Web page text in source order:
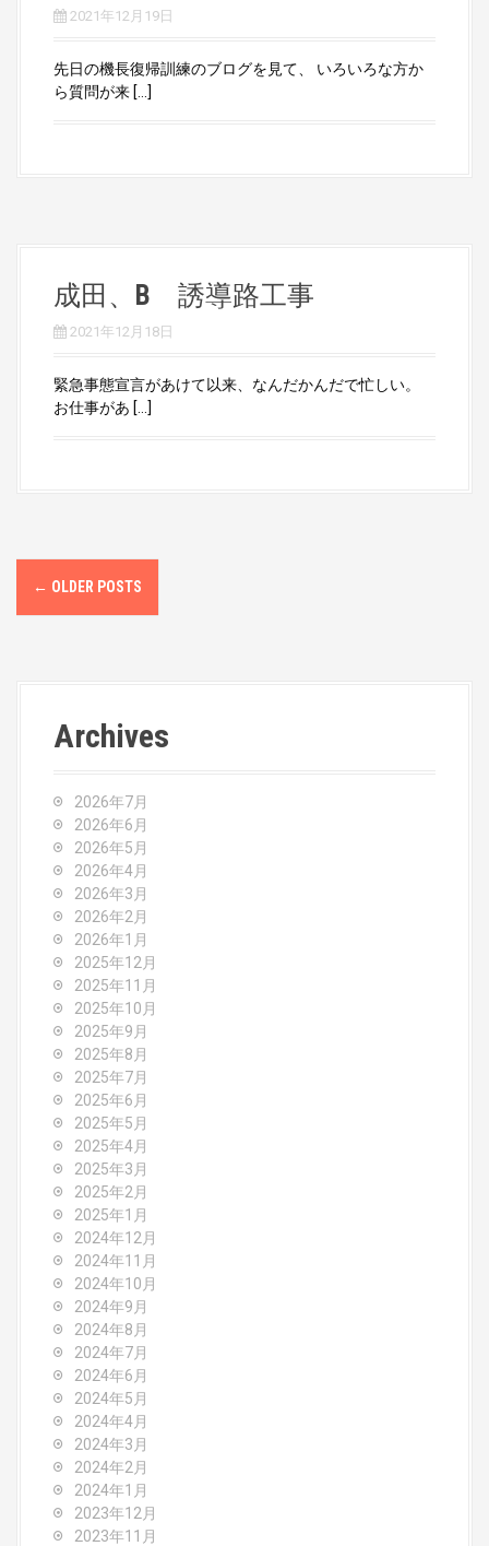
2021年12月19日
先日の機長復帰訓練のブログを見て、 いろいろな方か
ら質問が来 […]
成田、B 誘導路工事
2021年12月18日
緊急事態宣言があけて以来、なんだかんだで忙しい。
お仕事があ […]
P
o
← OLDER POSTS
Archives
2026年7月
2026年6月
2026年5月
2026年4月
2026年3月
2026年2月
2026年1月
2025年12月
2025年11月
2025年10月
2025年9月
2025年8月
2025年7月
2025年6月
2025年5月
2025年4月
2025年3月
2025年2月
2025年1月
2024年12月
2024年11月
2024年10月
2024年9月
2024年8月
2024年7月
2024年6月
2024年5月
2024年4月
2024年3月
2024年2月
2024年1月
2023年12月
2023年11月